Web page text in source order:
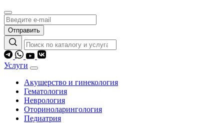
Отправить
Услуги
Акушерство и гинекология
Гематология
Неврология
Оториноларингология
Педиатрия